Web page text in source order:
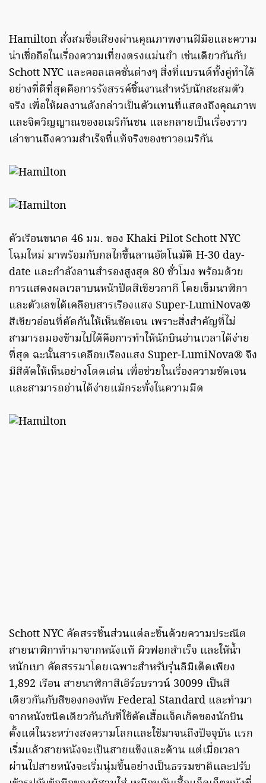
Hamilton สั่งสมชื่อเสียงผ่านคุณภาพงานฝีมือและความ
น่าเชื่อถือในเรื่องความเที่ยงตรงแม่นยำ เช่นเดียวกันกับ
Schott NYC และคอลเลคชั่นต่างๆ สิ่งที่แบรนด์ทั้งคู่ทำได้
อย่างที่ดีที่สุดคือการรังสรรค์ชิ้นงานสำหรับนักสะสมตัว
จริง เพื่อให้ผลงานดังกล่าวเป็นตัวแทนที่แสดงถึงคุณภาพ
และจิตวิญญาณของอเมริกันชน และกลายเป็นเรื่องราว
เล่าขานถึงความสำเร็จที่แท้จริงของชาวอเมริกัน
ตัวเรือนขนาด 46 มม. ของ Khaki Pilot Schott NYC
โฉมใหม่ มาพร้อมกับกลไกขึ้นลานอัตโนมัติ H-30 day-
date และกำลังลานสำรองสูงสุด 80 ชั่วโมง พร้อมด้วย
การแสดงผลเวลาบนหน้าปัดสีเขียวกากี โดยเข็มนาฬิกา
และตัวเลขได้เคลือบสารเรืองแสง Super-LumiNova®
สีเขียวอ่อนที่ตัดกันให้เห็นชัดเจน เพราะสิ่งสำคัญที่ไม่
สามารถมองข้ามไปได้คือการทำให้นักบินอ่านเวลาได้ง่าย
ที่สุด ฉะนั้นสารเคลือบเรืองแสง Super-LumiNova® จึง
มีสีตัดให้เห็นอย่างโดดเด่น เพื่อช่วยในเรื่องความชัดเจน
และสามารถอ่านได้ง่ายแม้กระทั่งในความมืด
Schott NYC คัดสรรชิ้นส่วนแต่ละชิ้นด้วยความประณีต
สายนาฬิกาทำมาจากหนังแท้ ผิวฟอกสำเร็จ และให้น้ำ
หนักเบา คัดสรรมาโดยเฉพาะสำหรับรุ่นลิมิเต็ดเพียง
1,892 เรือน สายนาฬิกาสีเอิร์ธบราวน์ 30099 เป็นสี
เดียวกันกับสีของกองทัพ Federal Standard และทำมา
จากหนังชนิดเดียวกันกับที่ใช้ตัดเสื้อแจ็คเก็ตของนักบิน
ตั้งแต่ในระหว่างสงครามโลกและใช้มาจนถึงปัจจุบัน แรก
เริ่มแล้วสายหนังจะเป็นสายแข็งและด้าน แต่เมื่อเวลา
ผ่านไปสายหนังจะเริ่มนุ่มขึ้นอย่างเป็นธรรมชาติและปรับ